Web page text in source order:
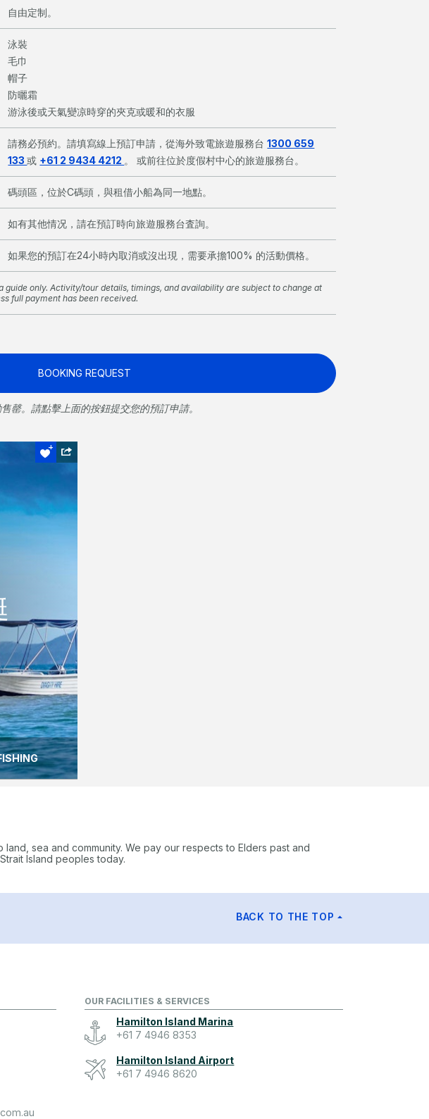
自由定制。
泳裝
毛巾
帽子
防曬霜
游泳後或天氣變凉時穿的夾克或暖和的衣服
請務必預約。請填寫線上預訂申請，從海外致電旅遊服務台1300 659
133或 +61 2 9434 4212 。 或前往位於度假村中心的旅遊服務台。
碼頭區，位於C碼頭，與租借小船為同一地點。
如有其他情况，請在預訂時向旅遊服務台査詢。
如果您的預訂在24小時內取消或沒出現，需要承擔100% 的活動價格。
guide only. Activity/tour details, timings, and availability are subject to change at
full payment has been received.
BOOKING REQUEST
罄。請點擊上面的按鈕提交您的預訂申請。
海面下遨
sea and community. We pay our respects to Elders past and
Island peoples today.
BACK TO THE TOP
OUR FACILITIES & SERVICES
Hamilton Island Marina
+61 7 4946 8353
Hamilton Island Airport
+61 7 4946 8620